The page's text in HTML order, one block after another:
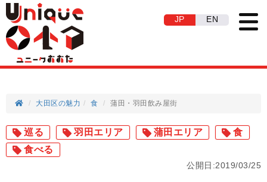
JP EN
大田区の魅力 食 蒲田・羽田飲み屋街
巡る 羽田エリア 蒲田エリア
食
食べる
公開日:2019/03/25